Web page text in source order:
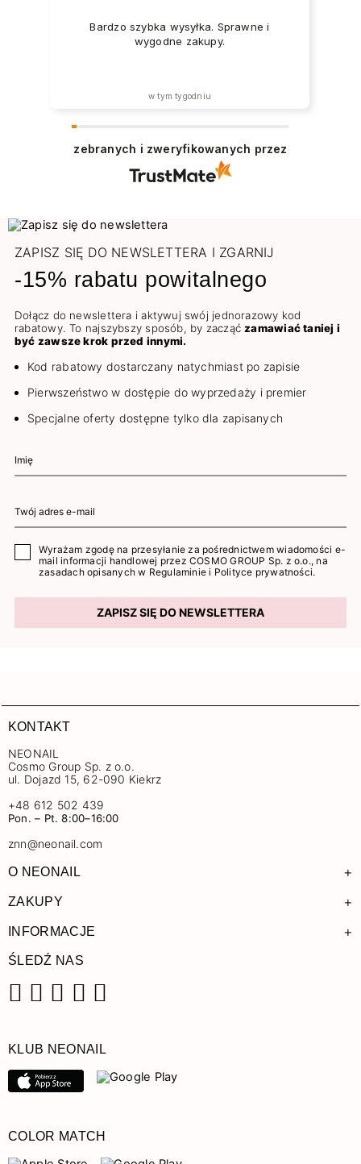
Bardzo szybka wysyłka. Sprawne i
wygodne zakupy.
w tym tygodniu
zebranych i zweryfikowanych przez
ZAPISZ SIĘ DO NEWSLETTERA I ZGARNIJ
-15% rabatu powitalnego
Dołącz do newslettera i aktywuj swój jednorazowy kod
rabatowy. To najszybszy sposób, by zacząćzamawiać taniej i
być zawsze krok przed innymi.
Kod rabatowy dostarczany natychmiast po zapisie
Pierwszeństwo w dostępie do wyprzedaży i premier
Specjalne oferty dostępne tylko dla zapisanych
Wyrażam zgodę na przesyłanie za pośrednictwem wiadomości e-
mail informacji handlowej przez COSMO GROUP Sp. z o.o., na
zasadach opisanych w Regulaminie i Polityce prywatności.
ZAPISZ SIĘ DO NEWSLETTERA
KONTAKT
NEONAIL
Cosmo Group Sp. z o.o.
ul. Dojazd 15, 62-090 Kiekrz
+48 612 502 439
Pon. – Pt. 8:00–16:00
znn@neonail.com
O NEONAIL +
ZAKUPY +
INFORMACJE +
ŚLEDŹ NAS
KLUB NEONAIL
COLOR MATCH